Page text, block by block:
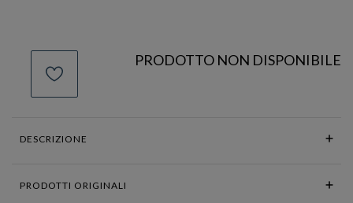
PRODOTTO NON DISPONIBILE
DESCRIZIONE
PRODOTTI ORIGINALI